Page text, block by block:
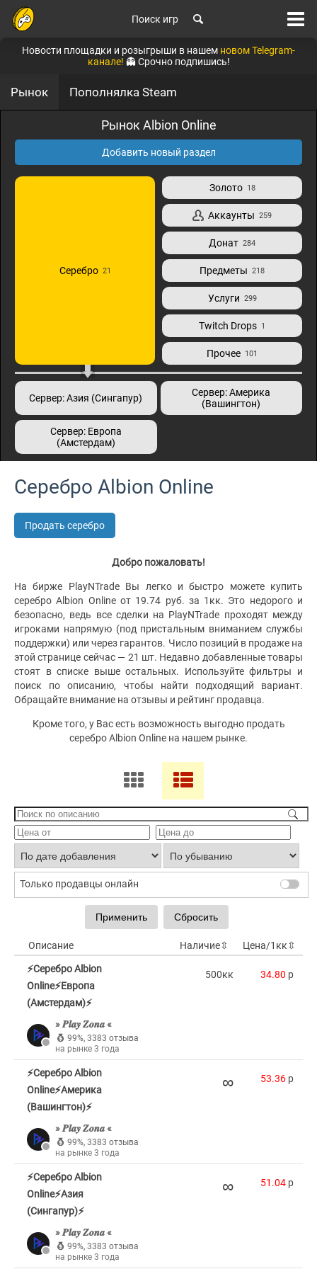
Поиск игр
Новости площадки и розыгрыши в нашем новом Telegram-
канале! 👻 Срочно подпишись!
Рынок Пополнялка Steam
Рынок Albion Online
Добавить новый раздел
Серебро 21
Золото 18
Аккаунты 259
Донат 284
Предметы 218
Услуги 299
Twitch Drops 1
Прочее 101
Сервер: Азия (Сингапур)
Сервер: Америка
(Вашингтон)
Сервер: Европа
(Амстердам)
Серебро Albion Online
Продать серебро
Добро пожаловать!
На бирже PlayNTrade Вы легко и быстро можете купить
серебро Albion Online от 19.74 руб. за 1кк. Это недорого и
безопасно, ведь все сделки на PlayNTrade проходят между
игроками напрямую (под пристальным вниманием службы
поддержки) или через гарантов. Число позиций в продаже на
этой странице сейчас — 21 шт. Недавно добавленные товары
стоят в списке выше остальных. Используйте фильтры и
поиск по описанию, чтобы найти подходящий вариант.
Обращайте внимание на отзывы и рейтинг продавца.
Кроме того, у Вас есть возможность выгодно продать
серебро Albion Online на нашем рынке.
Только продавцы онлайн
Цена/1кк⇳
Наличие⇳
Описание
⚡Серебро Albion
Online⚡Европа
(Амстердам)⚡
» 𝑷𝒍𝒂𝒚 𝒁𝒐𝒏𝒂 «
99%, 3383 отзыва
на рынке 3 года
500кк 34.80 p
⚡Серебро Albion
Online⚡Америка
(Вашингтон)⚡
» 𝑷𝒍𝒂𝒚 𝒁𝒐𝒏𝒂 «
99%, 3383 отзыва
на рынке 3 года
∞ 53.36 p
⚡Серебро Albion
Online⚡Азия
(Сингапур)⚡
» 𝑷𝒍𝒂𝒚 𝒁𝒐𝒏𝒂 «
99%, 3383 отзыва
на рынке 3 года
∞ 51.04 p